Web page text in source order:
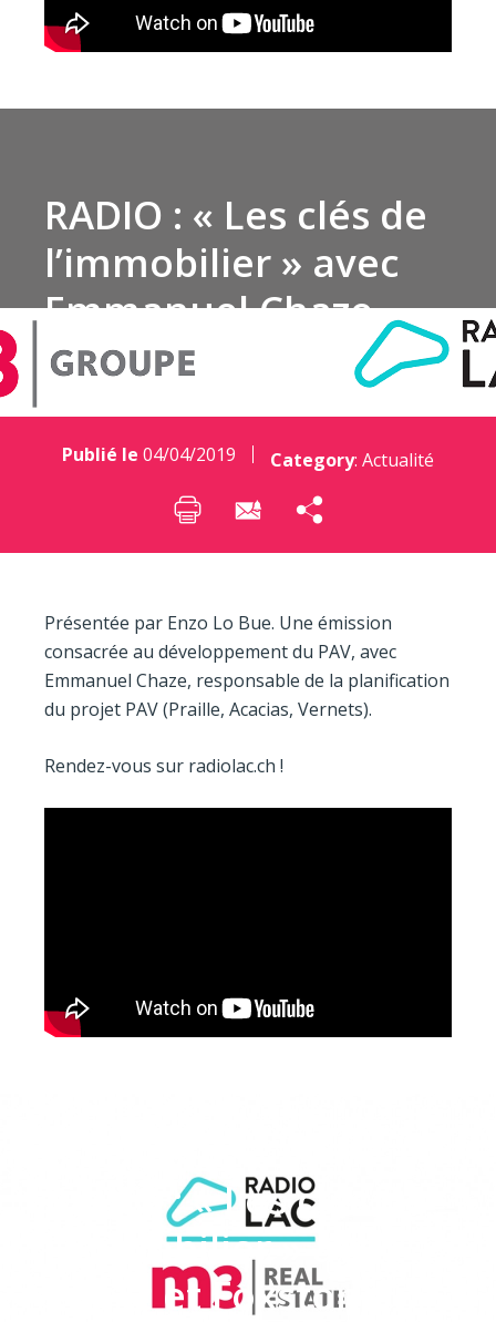
RADIO : « Les clés de
l’immobilier » avec
Emmanuel Chaze
Publié le 04/04/2019 Category: Actualité
Présentée par Enzo Lo Bue. Une émission
consacrée au développement du PAV, avec
Emmanuel Chaze, responsable de la planification
du projet PAV (Praille, Acacias, Vernets).
Rendez-vous sur radiolac.ch !
RADIO : « Les clés de
l’immobilier » avec
Lok-iz et Foxstone